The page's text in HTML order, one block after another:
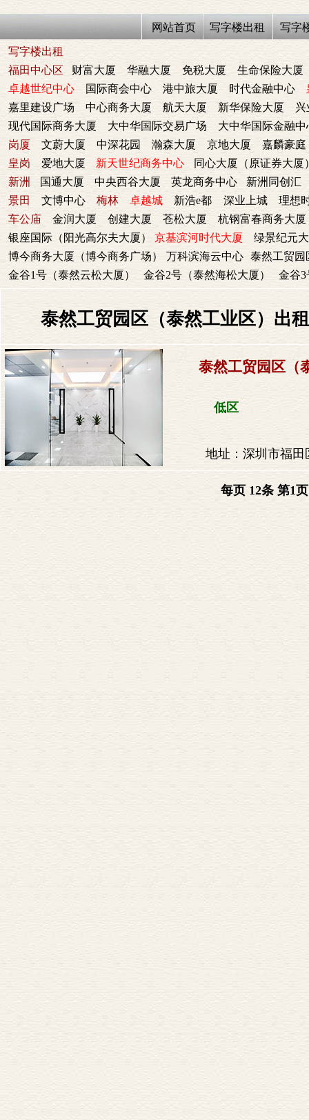
网站首页 写字楼出租 写字
写字楼出租
福田中心区
财富大厦 华融大厦 免税大厦
生命保险大厦
卓越世纪中心
国际商会中心 港中旅大厦 时代金融中心
嘉里建设广场
中心商务大厦 航天大厦 新华保险大厦
兴
现代国际商务大厦
大中华国际交易广场
大中华国际金融中
岗厦
文蔚大厦 中深花园 瀚森大厦 京地大厦
嘉麟豪庭
皇岗
爱地大厦 新天世纪商务中心
同心大厦（原证券大厦
新洲
国通大厦 中央西谷大厦 英龙商务中心
新洲同创汇
景田
文博中心 梅林 卓越城 新浩e都 深业上城
理想
车公庙
金润大厦 创建大厦 苍松大厦
杭钢富春商务大厦
银座国际（阳光高尔夫大厦）
京基滨河时代大厦
绿景纪元
博今商务大厦（博今商务广场）
万科滨海云中心 泰然工贸园
金谷1号（泰然云松大厦）
金谷2号（泰然海松大厦） 金谷
泰然工贸园区（泰然工业区）出
泰然工贸园区（
低区
地址：深圳市福田
每页 12条 第1